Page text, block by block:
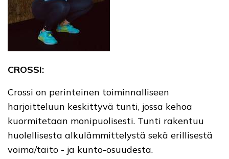
CROSSI:
Crossi on perinteinen toiminnalliseen
harjoitteluun keskittyvä tunti, jossa kehoa
kuormitetaan monipuolisesti. Tunti rakentuu
huolellisesta alkulämmittelystä sekä erillisestä
voima/taito - ja kunto-osuudesta.